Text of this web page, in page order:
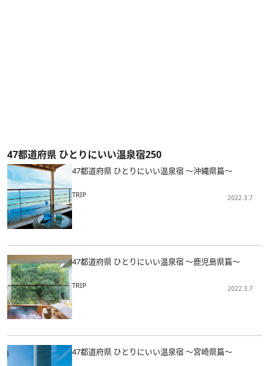
47都道府県 ひとりにいい温泉宿250
47都道府県 ひとりにいい温泉宿 ～沖縄県篇～
TRIP 2022.3.7
47都道府県 ひとりにいい温泉宿 ～鹿児島県篇～
TRIP 2022.3.7
47都道府県 ひとりにいい温泉宿 ～宮崎県篇～